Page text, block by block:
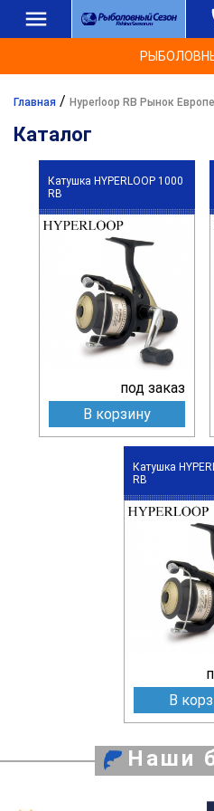
Главная / Hyperloop RB Рынок
Каталог
Катушка HYPERLOOP 1000
RB
под заказ
В корзину
Катушка
RB
В
Наши